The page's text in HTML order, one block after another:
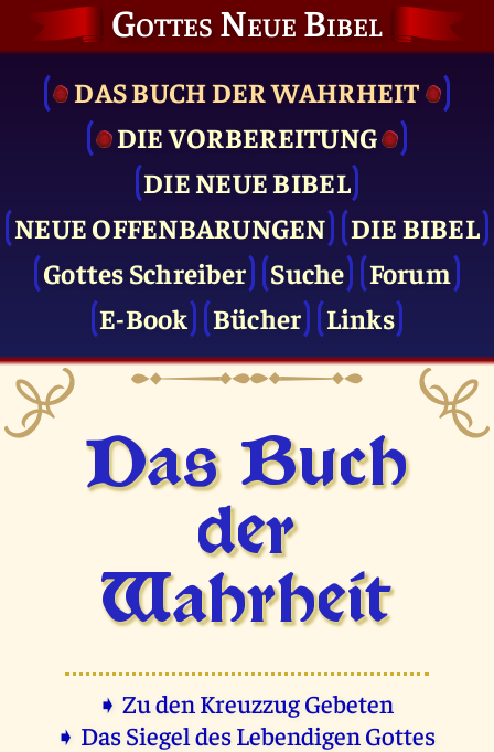
Gottes Neue Bibel
DAS BUCH DER WAHRHEIT
DIE VOR­BEREITUNG
DIE NEUE BIBEL
NEUE OFFENBARUNGEN
DIE BIBEL
Gottes Schreiber
Suche
Forum
E-Book
Bücher Links
Das Buch
der
Wahrheit
➧ Zu den Kreuzzug Gebeten
➧ Das Siegel des Lebendigen Gottes